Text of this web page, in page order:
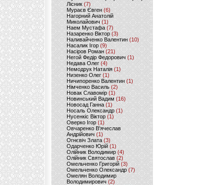
Лісник (7)
Мураєв Євген(6)
Нагорний Анатолій
Миколайович (1)
Наем Мустафа (7)
Назаренко Віктор (3)
Наливайченко Валентин (10)
Насалик Ігор(9)
Насіров Роман (21)
Негой Федір Федорович(1)
Недава Олег(4)
Немодрук Наталія(1)
Низенко Олег (1)
Ничипоренко Валентин (1)
Німченко Василь (2)
Новак Славомір (1)
Новинський Вадим (16)
Новосад Ганна (1)
Носаль Олександр (1)
Нусенкіс Віктор (1)
Оверко Ігор (1)
Овчаренко В'ячеслав
Андрійович(1)
Огнєвіч Злата (3)
Одарченко Юрій(1)
Олійник Володимир (4)
Олійник Святослав (2)
Омельченко Григорій (3)
Омельченко Олександр(7)
Омелян Володимир
Володимирович (2)